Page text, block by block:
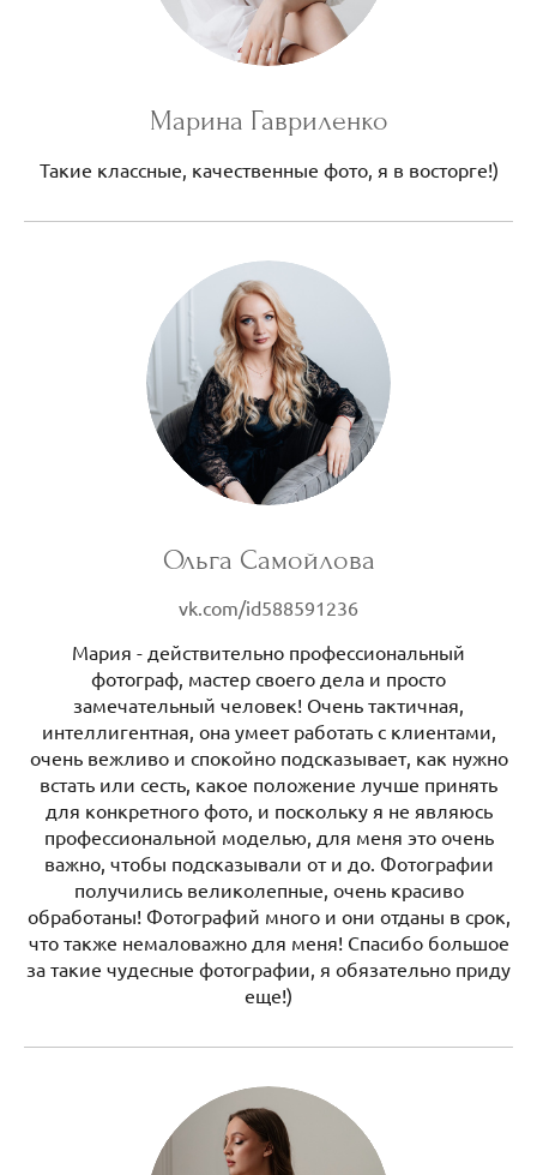
Марина Гавриленко
Такие классные, качественные фото, я в восторге!)
Ольга Самойлова
vk.com/id588591236
Мария - действительно профессиональный
фотограф, мастер своего дела и просто
замечательный человек! Очень тактичная,
интеллигентная, она умеет работать с клиентами,
очень вежливо и спокойно подсказывает, как нужно
встать или сесть, какое положение лучше принять
для конкретного фото, и поскольку я не являюсь
профессиональной моделью, для меня это очень
важно, чтобы подсказывали от и до. Фотографии
получились великолепные, очень красиво
обработаны! Фотографий много и они отданы в срок,
что также немаловажно для меня! Спасибо большое
за такие чудесные фотографии, я обязательно приду
еще!)